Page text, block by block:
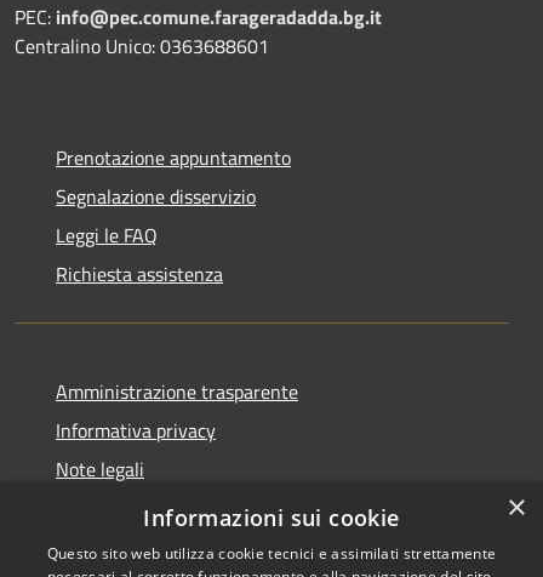
PEC: info@pec.comune.farageradadda.bg.it
Centralino Unico: 0363688601
Prenotazione appuntamento
Segnalazione disservizio
Leggi le FAQ
Richiesta assistenza
Amministrazione trasparente
Informativa privacy
Note legali
Dichiarazione di accessibilità
×
Informazioni sui cookie
Questo sito web utilizza cookie tecnici e assimilati strettamente